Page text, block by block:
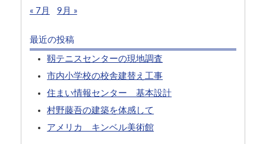
« 7月
9月 »
最近の投稿
靱テニスセンターの現地調査
市内小学校の校舎建替え工事
住まい情報センター 基本設計
村野藤吾の建築を体感して
アメリカ キンベル美術館